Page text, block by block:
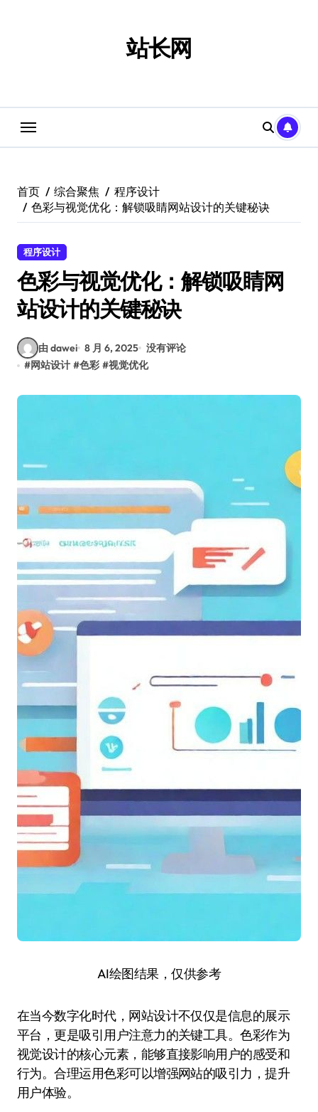
站长网
首页 综合聚焦
程序设计
色彩与视觉优化：解锁吸睛网站设计的关键秘诀
程序设计
色彩与视觉优化：解锁吸睛网
站设计的关键秘诀
由 dawei 8 月 6, 2025 没有评论
#网站设计 #色彩 #视觉优化
AI绘图结果，仅供参考
在当今数字化时代，网站设计不仅仅是信息的展示
平台，更是吸引用户注意力的关键工具。色彩作为
视觉设计的核心元素，能够直接影响用户的感受和
行为。合理运用色彩可以增强网站的吸引力，提升
用户体验。